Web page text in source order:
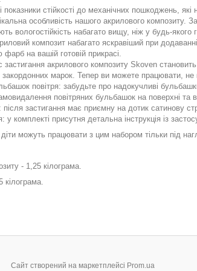
показники стійкості до механічних пошкоджень,
особливість нашого акрилового композиту.
вологостійкість набагато вищу, ніж у будь-якого
композит набагато яскравіший при
на вашій готовій прикрасі.
застигання акрилового композиту Skoven
закордонних марок. Тепер ви можете працювати, не
повітря: забудьте про надокучливі
повітряних бульбашок на поверхні та
застигання має приємну на дотик сатинову
у комплекті присутня детальна інструкція із
можуть працювати з цим набором тільки під
- 1,25 кілограма.
Сайт створений на маркетплейсі Prom.ua